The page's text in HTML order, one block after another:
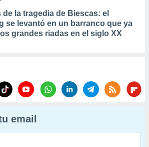
de la tragedia de Biescas: el
se levantó en un barranco que ya
grandes riadas en el siglo XX
email